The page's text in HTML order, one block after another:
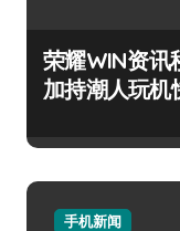
荣耀WIN资讯
加持潮人玩机
手机新闻